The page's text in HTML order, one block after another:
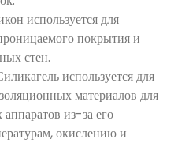
используется для
покрытия и
стен.
используется для
материалов для
из-за его
окислению и